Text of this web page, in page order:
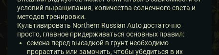
условий выращивания, количества солнечного света и
методов тренировки.
Культивировать Northern Russian Auto достаточно
просто, главное придерживаться основных правил:
семена перед высадкой в грунт необходимо
прорастить или замочить, чтобы убедиться в их